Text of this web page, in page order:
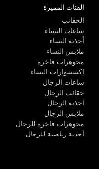
الفئات المميزة
الحقائب
ساعات النساء
أحذية النساء
ملابس النساء
مجوهرات فاخرة
إكسسوارات النساء
ساعات الرجال
حقائب الرجال
أحذية الرجال
ملابس الرجال
مجوهرات فاخرة للرجال
أحذية رياضية للرجال